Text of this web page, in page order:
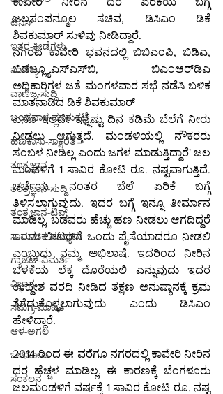
ಟೆನಿಸ್
ಇತರ-ಕ್ರೀಡೆಗಳು
ವಾಣಿಜ್ಯ
ವಾಣಿಜ್ಯ-ಸುದ್ದಿ
ಬಂಡವಾಳ-ಮಾರುಕಟ್ಟೆ
ಹಣಕಾಸು-ಸಾಕ್ಷರತೆ
ತಂತ್ರಜ್ಞಾನ
ತಂತ್ರಜ್ಞಾನ-ಸುದ್ದಿ
ತಂತ್ರಜ್ಞಾನ-ಟಿಪ್ಸ್
ಸಾಮಾಜಿಕ ಮಾಧ್ಯಮ
ಗ್ಯಾಜೆಟ್-ವಿಮರ್ಶೆ
ವಿಜ್ಞಾನ
ಸಮಗ್ರ-ಮಾಹಿತಿ
ಆಳ-ಅಗಲ
ಒಳನೋಟ
ಸಂಕಲನ
ಜಲಸಂಪನ್ಮೂಲ ಸಚಿವ, ಡಿಸಿಎಂ ಡಿಕೆ
ಶಿವಕುಮಾರ್ ಸುಳಿವು ನೀಡಿದ್ದಾರೆ.
ನಗರದ ಕಾವೇರಿ ಭವನದಲ್ಲಿ ಬಿಬಿಎಂಪಿ, ಬಿಡಿಎ,
ಬಿಡಬ್ಲ್ಯೂಎಸ್ಎಸ್‌ಬಿ, ಬಿಎಂಆರ್‌ಡಿಎ
ಅಧಿಕಾರಿಗಳ ಜತೆ ಮಂಗಳವಾರ ಸಭೆ ನಡೆಸಿ ಬಳಿಕ
ಮಾತನಾಡಿದ ಡಿಕೆ ಶಿವಕುಮಾರ್
ಏನೂ ಇಲ್ಲದೇ ಇನ್ನೆಷ್ಟು ದಿನ ಕಡಿಮೆ ಬೆಲೆಗೆ ನೀರು
ನೀಡಲು ಆಗುತ್ತದೆ. ಮಂಡಳಿಯಲ್ಲಿ ನೌಕರರು
ಸಂಬಳ ನೀಡಿಲ್ಲ ಎಂದು ಜಗಳ ಮಾಡುತ್ತಿದ್ದಾರೆ' ಜಲ
ಮಂಡಳಿಗೆ 1 ಸಾವಿರ ಕೋಟಿ ರೂ. ನಷ್ಟವಾಗುತ್ತಿದೆ.
ಚರ್ಚೆಯ ನಂತರ ಬೆಲೆ ಏರಿಕೆ ಬಗ್ಗೆ
ತಿಳಿಸಲಾಗುವುದು. ಇದರ ಬಗ್ಗೆ ಇನ್ನೂ ತೀರ್ಮಾನ
ಮಾಡಿಲ್ಲ. ಬಡವರು ಹೆಚ್ಚು ಹಣ ನೀಡಲು ಆಗದಿದ್ದರೆ
ಒಂದು ಲೀಟರ್‌ಗೆ ಒಂದು ಪೈಸೆಯಾದರೂ ನೀಡಲಿ
ಎಂಬುದು ನಮ್ಮ ಅಭಿಲಾಷೆ. ಇದರಿಂದ ನೀರಿನ
ಬಳಕೆಯ ಲೆಕ್ಕ ದೊರೆಯಲಿ ಎನ್ನುವುದು ಇದರ
ಉದ್ದೇಶ ವರದಿ ನೀಡಿದ ತಕ್ಷಣ ಅನುಷ್ಠಾನಕ್ಕೆ ಕ್ರಮ
ತೆಗೆದುಕೊಳ್ಳಲಾಗುವುದು ಎಂದು ಡಿಸಿಎಂ
ಹೇಳಿದ್ದಾರೆ.
2014 ರಿಂದ ಈ ವರೆಗೂ ನಗರದಲ್ಲಿ ಕಾವೇರಿ ನೀರಿನ
ದರ ಹೆಚ್ಚಳ ಮಾಡಿಲ್ಲ. ಈ ಕಾರಣಕ್ಕೆ ಬೆಂಗಳೂರು
ಜಲಮಂಡಳಿಗೆ ವರ್ಷಕ್ಕೆ 1 ಸಾವಿರ ಕೋಟಿ ರೂ. ನಷ್ಟ